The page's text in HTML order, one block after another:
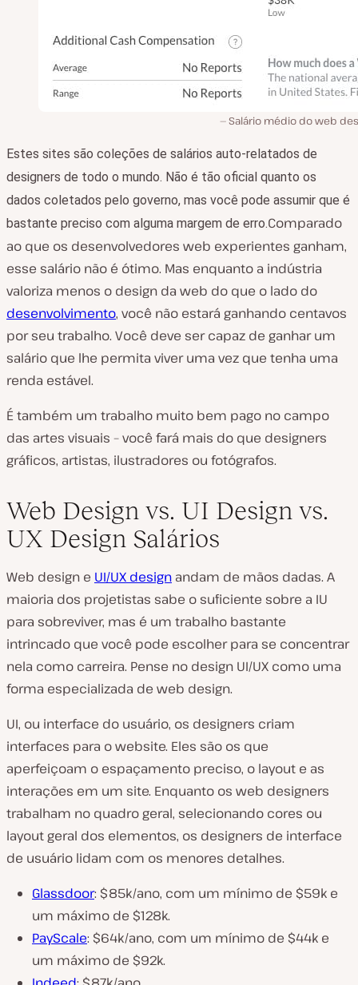
Salário médio do web
Estes sites são coleções de salários auto-relatados de
designers de todo o mundo. Não é tão oficial quanto os
dados coletados pelo governo, mas você pode assumir que é
bastante preciso com alguma margem de erro.Comparado
ao que os desenvolvedores web experientes ganham,
esse salário não é ótimo. Mas enquanto a indústria
valoriza menos o design da web do que o lado do
desenvolvimento, você não estará ganhando centavos
por seu trabalho. Você deve ser capaz de ganhar um
salário que lhe permita viver uma vez que tenha uma
renda estável.
É também um trabalho muito bem pago no campo
das artes visuais – você fará mais do que designers
gráficos, artistas, ilustradores ou fotógrafos.
Web Design vs. UI Design vs.
UX Design Salários
Web design e UI/UX design andam de mãos dadas. A
maioria dos projetistas sabe o suficiente sobre a IU
para sobreviver, mas é um trabalho bastante
intrincado que você pode escolher para se concentrar
nela como carreira. Pense no design UI/UX como uma
forma especializada de web design.
UI, ou interface do usuário, os designers criam
interfaces para o website. Eles são os que
aperfeiçoam o espaçamento preciso, o layout e as
interações em um site. Enquanto os web designers
trabalham no quadro geral, selecionando cores ou
layout geral dos elementos, os designers de interface
de usuário lidam com os menores detalhes.
Glassdoor: $85k/ano, com um mínimo de $59k e
um máximo de $128k.
PayScale: $64k/ano, com um mínimo de $44k e
um máximo de $92k.